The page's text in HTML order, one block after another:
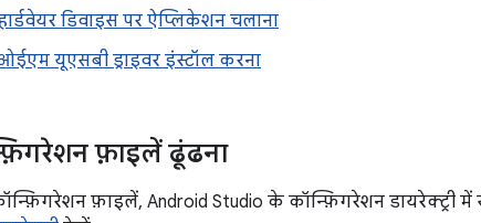
डिवाइस पर ऐप्लिकेशन चलाना
यूएसबी ड्राइवर इंस्टॉल करना
फ़ाइलें ढूंढना
फ़ाइलें, Android Studio के कॉन्फ़िगरेशन डायरेक्ट्री